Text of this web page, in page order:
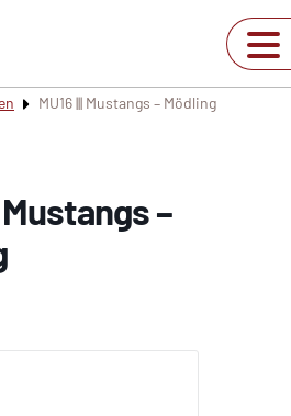
MU16 ||| Mustangs – Mödling
Mustangs –